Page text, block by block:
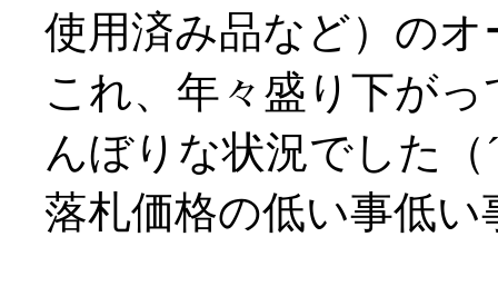
使用済み品など）の
これ、年々盛り下が
んぼりな状況でした（
落札価格の低い事低い